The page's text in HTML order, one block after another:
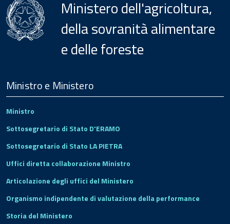
Ministero dell'agricoltura,
della sovranità alimentare
e delle foreste
Footer
Ministro e Ministero
Ministro
Sottosegretario di Stato D'ERAMO
Sottosegretario di Stato LA PIETRA
Uffici diretta collaborazione Ministro
Articolazione degli uffici del Ministero
Organismo indipendente di valutazione della performance
Storia del Ministero